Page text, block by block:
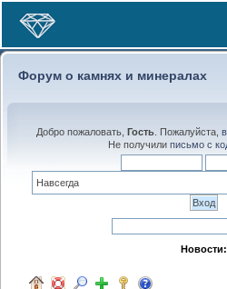
Форум о камнях и минералах
Добро пожаловать, Гость. Пожалуйста,
Не получили письмо с
Новости: